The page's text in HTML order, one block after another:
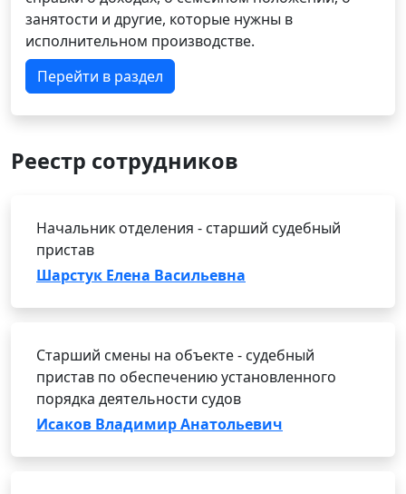
занятости и другие, которые нужны в
исполнительном производстве.
Перейти в раздел
Реестр сотрудников
Начальник отделения - старший судебный
пристав
Шарстук Елена Васильевна
Старший смены на объекте - судебный
пристав по обеспечению установленного
порядка деятельности судов
Исаков Владимир Анатольевич